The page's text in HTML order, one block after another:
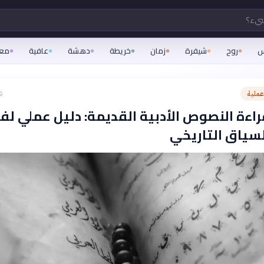
روح شيفرة زمان خريطة دهشة عافية
النصوص الأدبية القديمة: دليل عملي
التاريخي